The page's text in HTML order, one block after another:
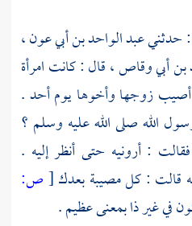
: حدثنيعبد الواحد بن أبي عون ،
أبي وقاص ،قال : كانت امرأة
زوجها وأخوها يومأحد.
الله صلى الله عليه وسلم ؟
: أرونيه حتى أنظر إليه .
قالت : كل مصيبة بعدك[ص:
في غير ذا بمعنى عظيم .